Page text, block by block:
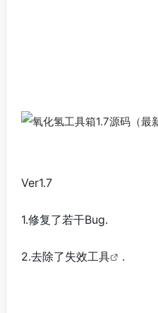
Ver1.7
1.修复了若干Bug.
2.去除了失效工具 .